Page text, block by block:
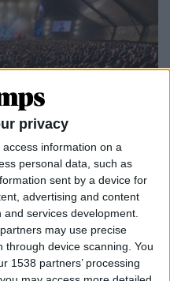
privacy
information on a
personal data, such as
sent by a device for
advertising and content
services development.
may use precise
device scanning. You
1538 partners’ processing
per l'adeu de grups